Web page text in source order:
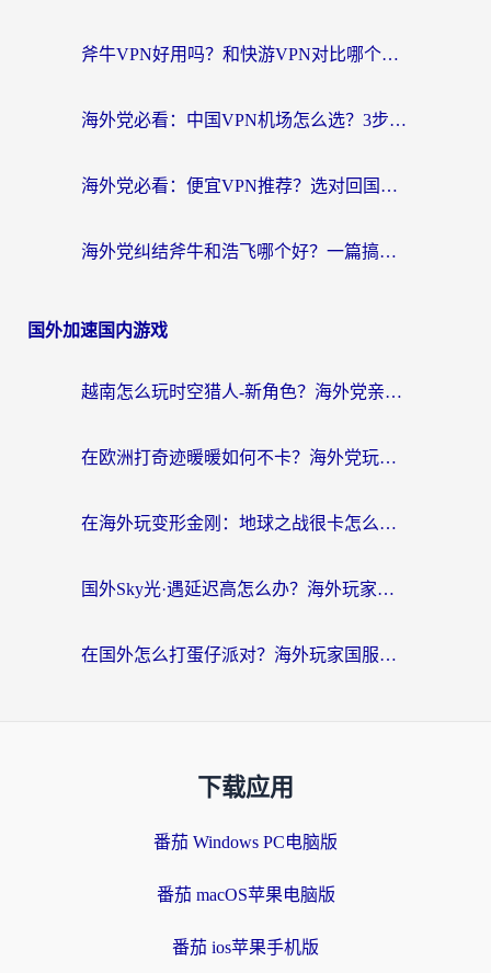
斧牛VPN好用吗？和快游VPN对比哪个回国效果更好？马来西亚留学生亲测分享
海外党必看：中国VPN机场怎么选？3步教你无缝访问国内资源（附避坑指南）
海外党必看：便宜VPN推荐？选对回国加速器才能无缝刷国内剧玩国服
海外党纠结斧牛和浩飞哪个好？一篇搞定回国加速器选择+无缝访问国内资源指南
国外加速国内游戏
越南怎么玩时空猎人-新角色？海外党亲测有效的国服游戏加速指南
在欧洲打奇迹暖暖如何不卡？海外党玩国服游戏的终极加速攻略
在海外玩变形金刚：地球之战很卡怎么办？老玩家亲测的加速器指南，解决卡顿烦恼
国外Sky光·遇延迟高怎么办？海外玩家国服游戏加速终极指南（附实测技巧）
在国外怎么打蛋仔派对？海外玩家国服游戏加速避坑指南（附实测推荐）
下载应用
番茄 Windows PC电脑版
番茄 macOS苹果电脑版
番茄 ios苹果手机版